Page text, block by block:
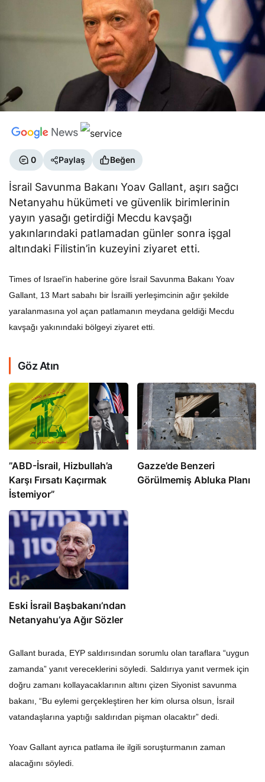
0 Paylaş Beğen
İsrail Savunma Bakanı Yoav Gallant, aşırı sağcı
Netanyahu hükümeti ve güvenlik birimlerinin
yayın yasağı getirdiği Mecdu kavşağı
yakınlarındaki patlamadan günler sonra işgal
altındaki Filistin’in kuzeyini ziyaret etti.
Times of Israel’in haberine göre İsrail Savunma Bakanı Yoav
Gallant, 13 Mart sabahı bir İsrailli yerleşimcinin ağır şekilde
yaralanmasına yol açan patlamanın meydana geldiği Mecdu
kavşağı yakınındaki bölgeyi ziyaret etti.
Göz Atın
​​​​​​​”ABD-İsrail, Hizbullah’a
Karşı Fırsatı Kaçırmak
İstemiyor”
​​​​​​​Gazze’de Benzeri
Görülmemiş Abluka Planı
Eski İsrail Başbakanı’ndan
Netanyahu’ya Ağır Sözler
Gallant burada, EYP saldırısından sorumlu olan taraflara “uygun
zamanda” yanıt vereceklerini söyledi. Saldırıya yanıt vermek için
doğru zamanı kollayacaklarının altını çizen Siyonist savunma
bakanı, “Bu eylemi gerçekleştiren her kim olursa olsun, İsrail
vatandaşlarına yaptığı saldırıdan pişman olacaktır” dedi.
Yoav Gallant ayrıca patlama ile ilgili soruşturmanın zaman
alacağını söyledi.